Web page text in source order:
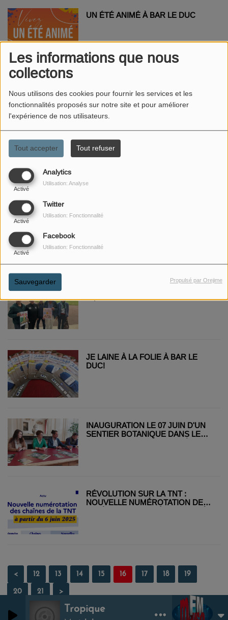
Les informations que nous
collectons
Nous utilisons des cookies pour fournir les services et les
fonctionnalités proposés sur notre site et pour améliorer
l'expérience de nos utilisateurs.
Tout accepter Tout refuser
Analytics
Activé
Utilisation: Analyse
Twitter
Activé
Utilisation: Fonctionnalité
Facebook
Activé
Utilisation: Fonctionnalité
Sauvegarder Propulsé par Orejime
Tropique
UN ÉTÉ ANIMÉ À BAR LE DUC
21 JUIN !
MEUSE GRAND SUD: OUVERTURE
BAR LE DUC: LA COUR
11, 14 ET 15 JUIN 2025
JE LAINE À LA FOLIE À BAR LE
DUC!
INAUGURATION LE 07 JUIN D'UN
SENTIER BOTANIQUE DANS LE
RÉVOLUTION SUR LA TNT :
NOUVELLE NUMÉROTATION DES
< 12 13 14 15 16 17 18 19
20 21 >